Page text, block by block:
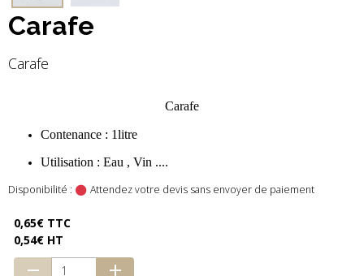
Carafe
Carafe
Carafe
Contenance : 1litre
Utilisation : Eau , Vin ....
Disponibilité :
Attendez votre devis sans envoyer de paiement
0,65€ TTC
0,54€ HT